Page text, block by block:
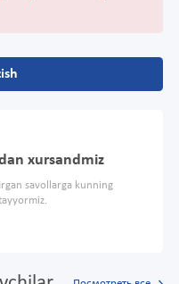
xursandmiz
savollarga kunning